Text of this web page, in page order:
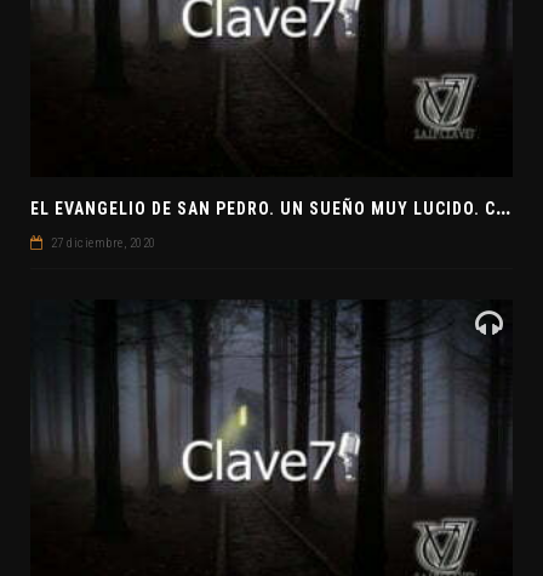
E
L EVANGELIO DE SAN PEDRO. UN SUEÑO MUY LUCIDO. CLAVE7 NEWS ¿PREPARADOS PARA UNA VISITA EXTRATERRESTRE?
27 diciembre, 2020